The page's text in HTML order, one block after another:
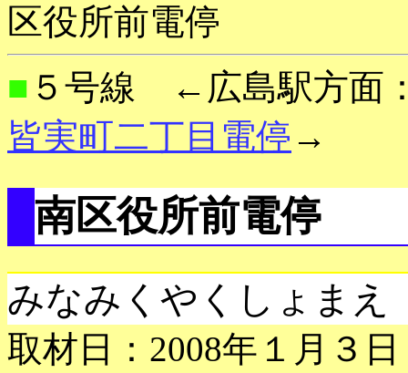
区役所前電停
■ ５号線 ←広島駅方面
皆実町二丁目電停 →
南区役所前電停
みなみくやくしょま
取材日：2008年１月３日